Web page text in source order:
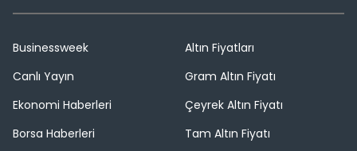
Businessweek
Canlı Yayın
Ekonomi Haberleri
Borsa Haberleri
Altın Fiyatları
Gram Altın Fiyatı
Çeyrek Altın Fiyatı
Tam Altın Fiyatı